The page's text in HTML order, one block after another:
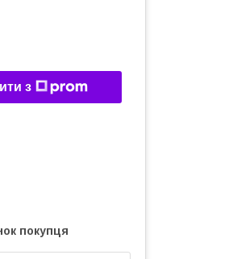
з
покупця